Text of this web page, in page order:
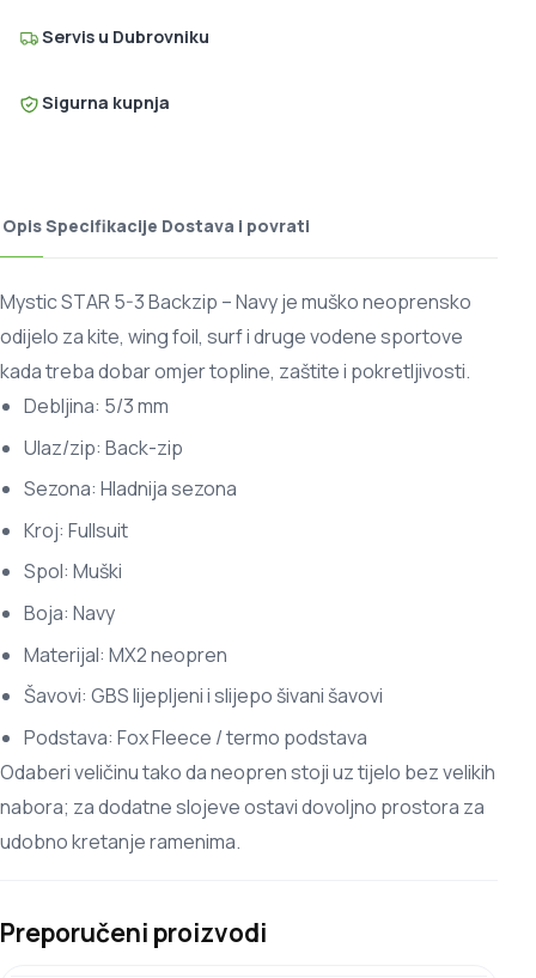
Servis u Dubrovniku
Sigurna kupnja
OpisSpecifikacije Dostava i povrati
Mystic STAR 5-3 Backzip – Navy je muško neoprensko
odijelo za kite, wing foil, surf i druge vodene sportove
kada treba dobar omjer topline, zaštite i pokretljivosti.
Debljina: 5/3 mm
Ulaz/zip: Back-zip
Sezona: Hladnija sezona
Kroj: Fullsuit
Spol: Muški
Boja: Navy
Materijal: MX2 neopren
Šavovi: GBS lijepljeni i slijepo šivani šavovi
Podstava: Fox Fleece / termo podstava
Odaberi veličinu tako da neopren stoji uz tijelo bez velikih
nabora; za dodatne slojeve ostavi dovoljno prostora za
udobno kretanje ramenima.
Preporučeni proizvodi